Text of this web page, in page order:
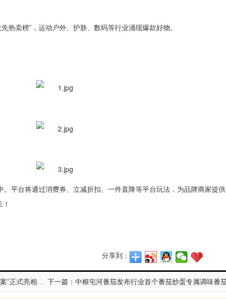
热卖榜”，运动户外、护肤、数码等行业涌现爆款好物。
平台将通过消费券、立减折扣、一件直降等平台玩法，为品牌商家提供
分享到：